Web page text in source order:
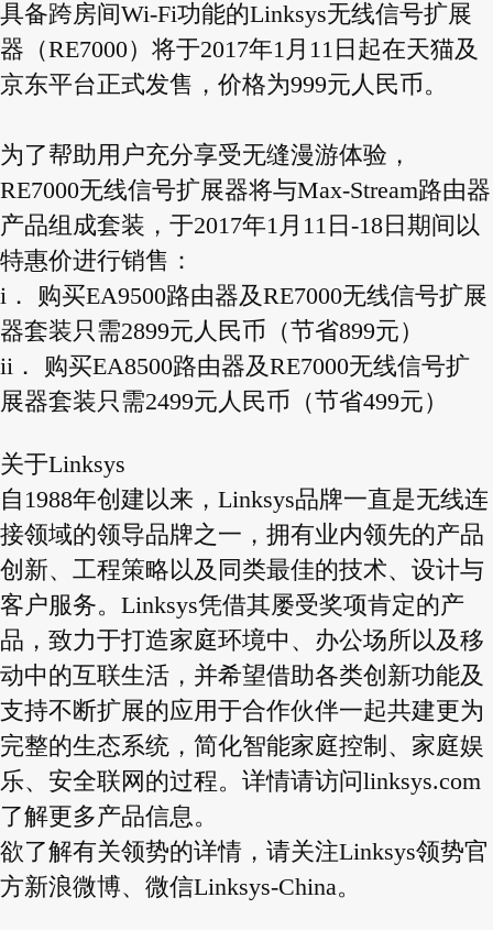
具备跨房间Wi-Fi功能的Linksys无线信号扩展
器（RE7000）将于2017年1月11日起在天猫及
京东平台正式发售，价格为999元人民币。
为了帮助用户充分享受无缝漫游体验，
RE7000无线信号扩展器将与Max-Stream路由器
产品组成套装，于2017年1月11日-18日期间以
特惠价进行销售：
i． 购买EA9500路由器及RE7000无线信号扩展
器套装只需2899元人民币（节省899元）
ii． 购买EA8500路由器及RE7000无线信号扩
展器套装只需2499元人民币（节省499元）
关于Linksys
自1988年创建以来，Linksys品牌一直是无线连
接领域的领导品牌之一，拥有业内领先的产品
创新、工程策略以及同类最佳的技术、设计与
客户服务。Linksys凭借其屡受奖项肯定的产
品，致力于打造家庭环境中、办公场所以及移
动中的互联生活，并希望借助各类创新功能及
支持不断扩展的应用于合作伙伴一起共建更为
完整的生态系统，简化智能家庭控制、家庭娱
乐、安全联网的过程。详情请访问linksys.com
了解更多产品信息。
欲了解有关领势的详情，请关注Linksys领势官
方新浪微博、微信Linksys-China。